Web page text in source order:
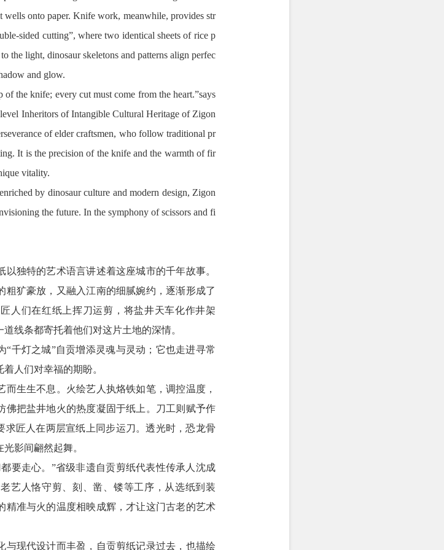
onto paper. Knife work, meanwhile, provides str
sided cutting”, where two identical sheets of rice p
the light, dinosaur skeletons and patterns align perfec
and glow.
the knife; every cut must come from the heart.”says
Inheritors of Intangible Cultural Heritage of Zigon
of elder craftsmen, who follow traditional pr
It is the precision of the knife and the warmth of fir
vitality.
by dinosaur culture and modern design, Zigon
the future. In the symphony of scissors and fi
独特的艺术语言讲述着这座城市的千年故事。
粗犷豪放，又融入江南的细腻婉约，逐渐形成了
人们在红纸上挥刀运剪，将盐井天车化作井架
线条都寄托着他们对这片土地的深情。
灯之城”自贡增添灵魂与灵动；它也走进寻常
人们对幸福的期盼。
生生不息。火绘艺人执烙铁如笔，调控温度，
佛把盐井地火的热度凝固于纸上。刀工则赋予作
求匠人在两层宣纸上同步运刀。透光时，恐龙骨
影间翩然起舞。
走心。”省级非遗自贡剪纸代表性传承人沈成
艺人恪守剪、刻、凿、镂等工序，从选纸到装
精准与火的温度相映成辉，才让这门古老的艺术
现代设计而丰盈，自贡剪纸记录过去，也描绘